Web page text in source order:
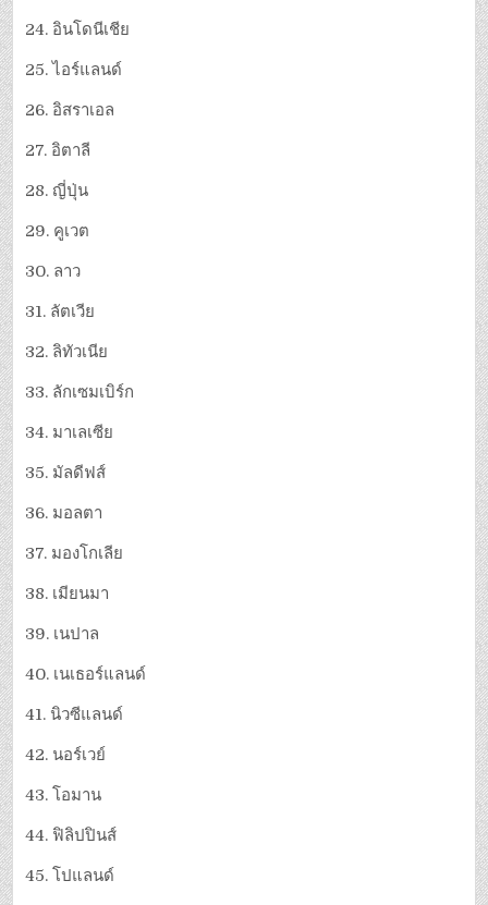
24. อินโดนีเชีย
25. ไอร์แลนด์
26. อิสราเอล
27. อิตาลี
28. ญี่ปุ่น
29. คูเวต
30. ลาว
31. ลัตเวีย
32. ลิทัวเนีย
33. ลักเซมเบิร์ก
34. มาเลเซีย
35. มัลดีฟส์
36. มอลตา
37. มองโกเลีย
38. เมียนมา
39. เนปาล
40. เนเธอร์แลนด์
41. นิวซีแลนด์
42. นอร์เวย์
43. โอมาน
44. ฟิลิปปินส์
45. โปแลนด์